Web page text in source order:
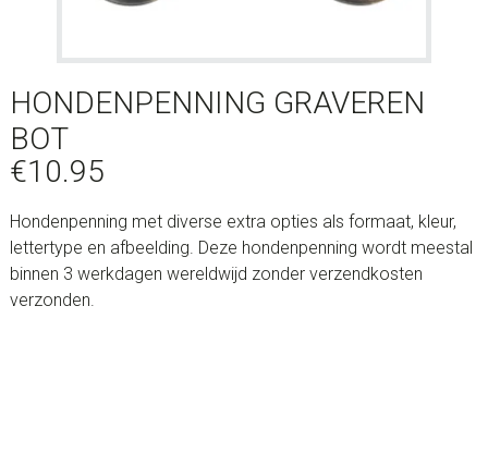
HONDENPENNING GRAVEREN
BOT
€10.95
Hondenpenning met diverse extra opties als formaat, kleur,
lettertype en afbeelding. Deze hondenpenning wordt meestal
binnen 3 werkdagen wereldwijd zonder verzendkosten
verzonden.